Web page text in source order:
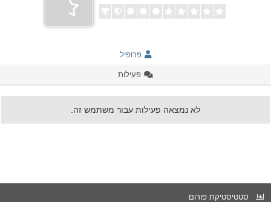
פרופיל
פעילות
לא נמצאה פעילות עבור משתמש זה.
סטטיסטיקת פורום